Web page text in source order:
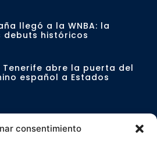
consentimiento
llegó a la WNBA: la
históricos
Tenerife abre la puerta del
español a Estados